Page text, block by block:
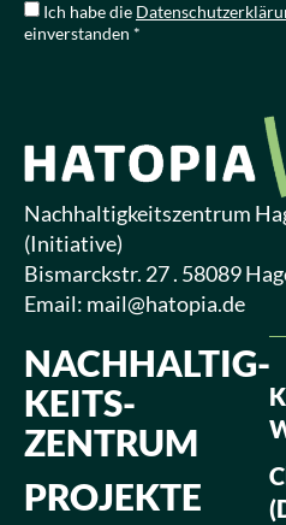
Ich habe die
einverstanden *
Nachhaltigkeitszentrum
(Initiative)
Bismarckstr. 27 . 58089
Email: mail@hatopia.de
NACHHALTIG­
KEITS­
ZENTRUM
PROJEKTE